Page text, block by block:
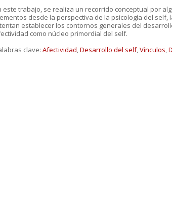
este trabajo, se realiza un recorrido conceptual por
desde la perspectiva de la psicología del
establecer los contornos generales del
como núcleo primordial del self.
clave: Afectividad,Desarrollo del self,Vínculos,